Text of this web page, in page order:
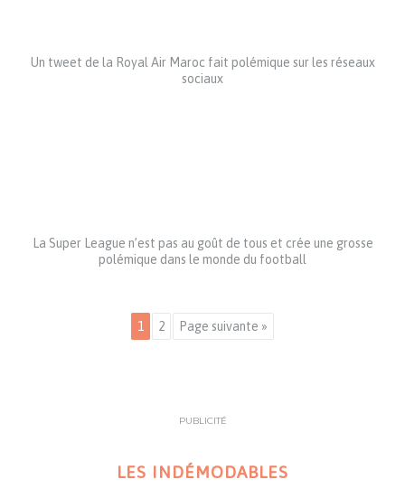
Un tweet de la Royal Air Maroc fait polémique sur les réseaux
sociaux
La Super League n’est pas au goût de tous et crée une grosse
polémique dans le monde du football
1 2 Page suivante »
PUBLICITÉ
LES INDÉMODABLES